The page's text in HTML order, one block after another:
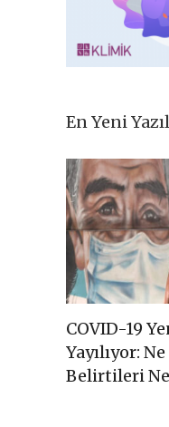
En Yeni
COVID-19
Yayılıyor:
Belirtileri